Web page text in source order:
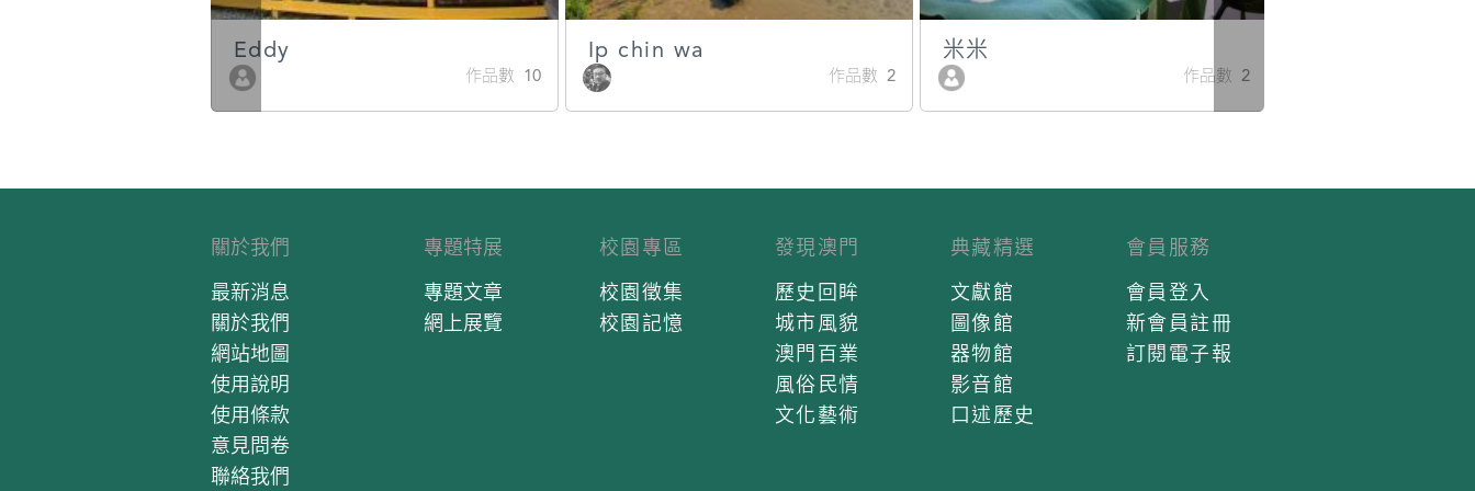
Eddy
作品數 10
Ip chin wa
作品數 2
米米
作品數 2
關於我們
最新消息
關於我們
網站地圖
使用說明
使用條款
意見問卷
聯絡我們
專題特展
專題文章
網上展覽
校園專區
校園徵集
校園記憶
發現澳門
歷史回眸
城市風貌
澳門百業
風俗民情
文化藝術
典藏精選
文獻館
圖像館
器物館
影音館
口述歷史
會員服務
會員登入
新會員註冊
訂閱電子報